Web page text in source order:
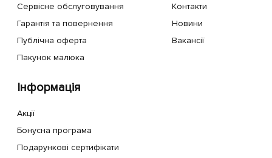
Сервісне обслуговування
Гарантія та повернення
Публічна оферта
Пакунок малюка
Контакти
Новини
Вакансії
Інформація
Акції
Бонусна програма
Подарункові сертифікати